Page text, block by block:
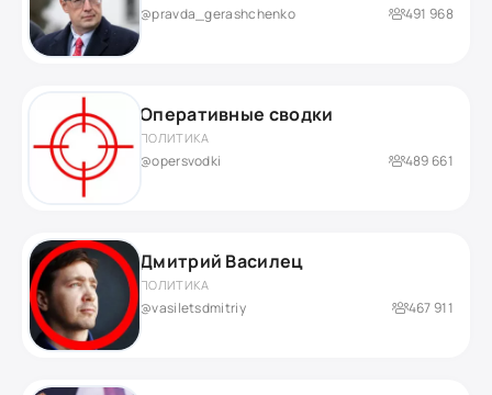
@pravda_gerashchenko 491 968
Оперативные сводки
ПОЛИТИКА
@opersvodki 489 661
Дмитрий Василец
ПОЛИТИКА
@vasiletsdmitriy 467 911